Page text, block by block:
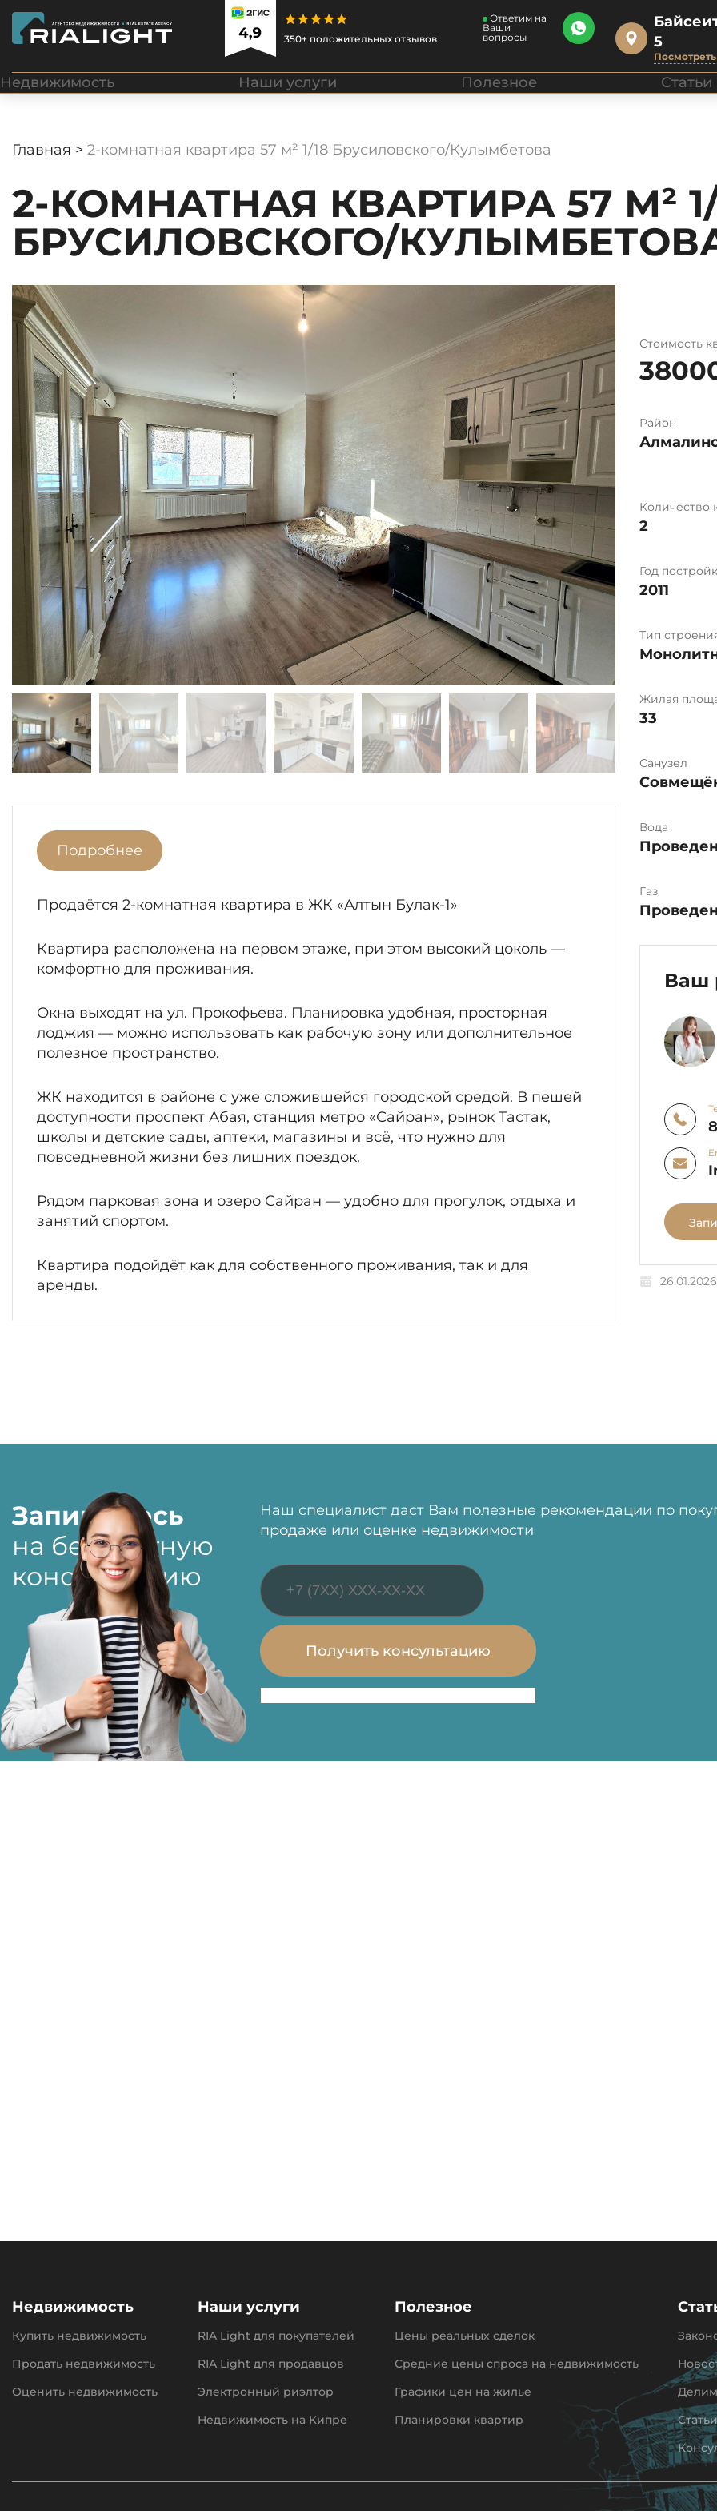
350+ положительных отзывов
Ответим на
Ваши
вопросы
5
Недвижимость Наши услуги Полезное Статьи
Главная > 2-комнатная квартира 57 м² 1/18 Брусиловского/Кулымбетова
2-КОМНАТНАЯ КВАРТИРА 57 М²
БРУСИЛОВСКОГО/
Подробнее
Продаётся 2-комнатная квартира в ЖК «Алтын Булак-1»
Квартира расположена на первом этаже, при этом высокий цоколь —
комфортно для проживания.
Окна выходят на ул. Прокофьева. Планировка удобная, просторная
лоджия — можно использовать как рабочую зону или дополнительное
полезное пространство.
ЖК находится в районе с уже сложившейся городской средой. В пешей
доступности проспект Абая, станция метро «Сайран», рынок Тастак,
школы и детские сады, аптеки, магазины и всё, что нужно для
повседневной жизни без лишних поездок.
Рядом парковая зона и озеро Сайран — удобно для прогулок, отдыха и
занятий спортом.
Квартира подойдёт как для собственного проживания, так и для
аренды.
Стоимость
Район
Количество
2
Год
2011
Тип
Жилая
33
Санузел
Вода
Газ
Ваш
26.01.2026
Запишитесь
на бесплатную
консультацию
Наш специалист даст Вам полезные рекомендации по
продаже или оценке недвижимости
Недвижимость
Купить недвижимость
Продать недвижимость
Оценить недвижимость
Наши услуги
RIA Light для покупателей
RIA Light для продавцов
Электронный риэлтор
Недвижимость на Кипре
Полезное
Цены реальных сделок
Средние цены спроса на недвижимость
Графики цен на жилье
Планировки квартир